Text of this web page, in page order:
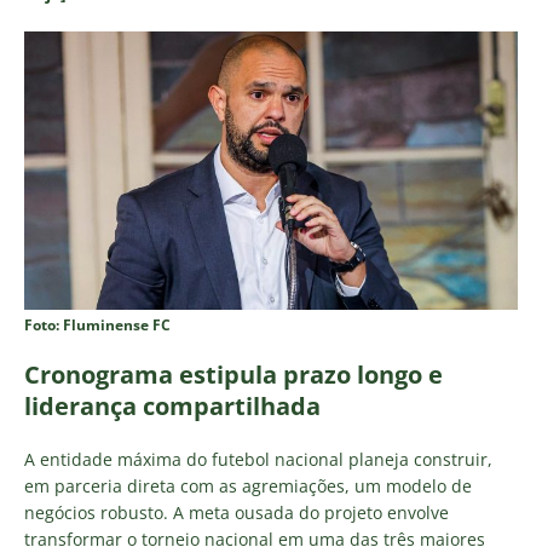
Foto: Fluminense FC
Cronograma estipula prazo longo e
liderança compartilhada
A entidade máxima do futebol nacional planeja construir,
em parceria direta com as agremiações, um modelo de
negócios robusto. A meta ousada do projeto envolve
transformar o torneio nacional em uma das três maiores